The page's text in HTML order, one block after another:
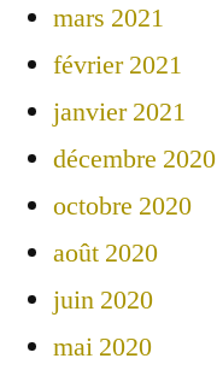
mars 2021
février 2021
janvier 2021
décembre 2020
octobre 2020
août 2020
juin 2020
mai 2020